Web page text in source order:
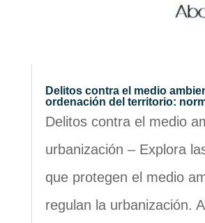
Delitos contra el medio
ordenación del territorio:
Delitos contra el medio
urbanización – Explora
que protegen el medio
regulan la urbanización.